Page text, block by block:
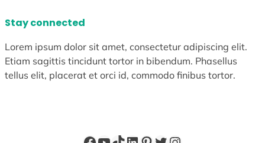
Stay connected
Lorem ipsum dolor sit amet, consectetur adipiscing elit.
Etiam sagittis tincidunt tortor in bibendum. Phasellus
tellus elit, placerat et orci id, commodo finibus tortor.